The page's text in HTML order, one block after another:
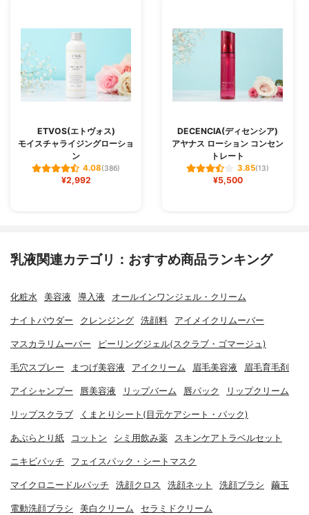
ETVOS(エトヴォス)
モイスチャライジングローショ
ン
4.08(386)
¥2,992
DECENCIA(ディセンシア)
アヤナス ローション コンセン
トレート
3.85(13)
¥5,500
乳液関連カテゴリ：おすすめ商品ランキング
化粧水 美容液 導入液 オールインワンジェル・クリーム
ナイトパウダー クレンジング 洗顔料 アイメイクリムーバー
マスカラリムーバー ピーリングジェル(スクラブ・ゴマージュ)
毛穴スプレー まつげ美容液 アイクリーム 眉毛美容液 眉毛育毛剤
アイシャンプー 唇美容液 リップバーム 唇パック リップクリーム
リップスクラブ くまとりシート(目元ケアシート・パック)
あぶらとり紙 コットン シミ用飲み薬 スキンケアトラベルセット
ニキビパッチ フェイスパック・シートマスク
マイクロニードルパッチ 洗顔クロス 洗顔ネット 洗顔ブラシ 繭玉
電動洗顔ブラシ 美白クリーム セラミドクリーム